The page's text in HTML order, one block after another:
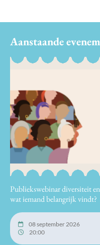
Aanstaande
Publiekswebinar diversiteit
wat iemand belangrijk vindt?
08 september 2026
20:00